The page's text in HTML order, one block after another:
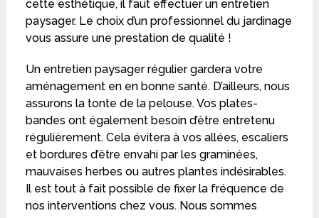
cette esthétique, il faut effectuer un entretien
paysager. Le choix d’un professionnel du jardinage
vous assure une prestation de qualité !
Un entretien paysager régulier gardera votre
aménagement en en bonne santé. D’ailleurs, nous
assurons la tonte de la pelouse. Vos plates-
bandes ont également besoin d’être entretenu
régulièrement. Cela évitera à vos allées, escaliers
et bordures d’être envahi par les graminées,
mauvaises herbes ou autres plantes indésirables.
Il est tout à fait possible de fixer la fréquence de
nos interventions chez vous. Nous sommes